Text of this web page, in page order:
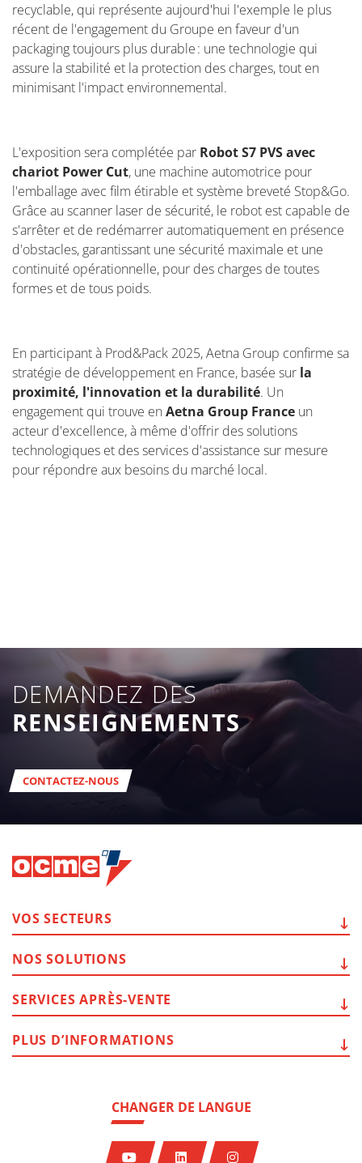
recyclable, qui représente aujourd'hui l'exemple le plus
récent de l'engagement du Groupe en faveur d'un
packaging toujours plus durable : une technologie qui
assure la stabilité et la protection des charges, tout en
minimisant l'impact environnemental.
L'exposition sera complétée par Robot S7 PVS avec
chariot Power Cut, une machine automotrice pour
l'emballage avec film étirable et système breveté Stop&Go.
Grâce au scanner laser de sécurité, le robot est capable de
s'arrêter et de redémarrer automatiquement en présence
d'obstacles, garantissant une sécurité maximale et une
continuité opérationnelle, pour des charges de toutes
formes et de tous poids.
En participant à Prod&Pack 2025, Aetna Group confirme sa
stratégie de développement en France, basée sur la
proximité, l'innovation et la durabilité. Un
engagement qui trouve en Aetna Group France un
acteur d'excellence, à même d'offrir des solutions
technologiques et des services d'assistance sur mesure
pour répondre aux besoins du marché local.
DEMANDEZ DES
RENSEIGNEMENTS
CONTACTEZ-NOUS
CHANGER DE LANGUE
VOS SECTEURS
NOS SOLUTIONS
SERVICES APRÈS-VENTE
PLUS D’INFORMATIONS